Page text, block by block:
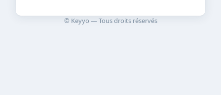
© Keyyo — Tous droits réservés